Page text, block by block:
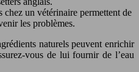
chez un vétérinaire permettent de
les problèmes.
naturels peuvent enrichir
vous de lui fournir de l’eau